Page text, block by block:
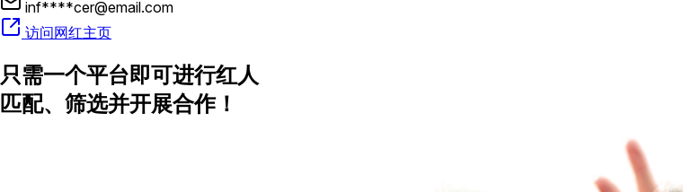
inf****cer@email.com
访问网红主页
只需一个平台即可进行红人
匹配、筛选并开展合作！